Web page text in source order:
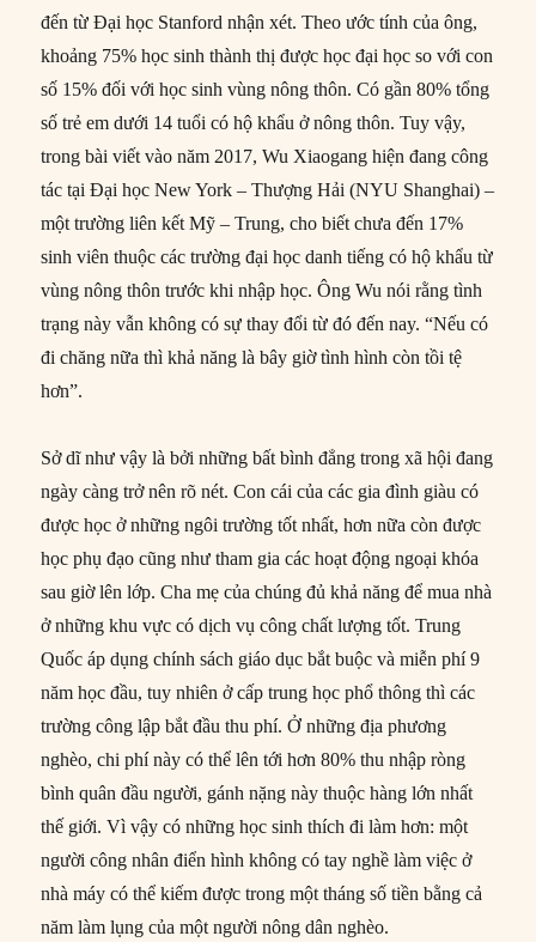
đến từ Đại học Stanford nhận xét. Theo ước tính của ông,
khoảng 75% học sinh thành thị được học đại học so với con
số 15% đối với học sinh vùng nông thôn. Có gần 80% tổng
số trẻ em dưới 14 tuổi có hộ khẩu ở nông thôn. Tuy vậy,
trong bài viết vào năm 2017, Wu Xiaogang hiện đang công
tác tại Đại học New York – Thượng Hải (NYU Shanghai) –
một trường liên kết Mỹ – Trung, cho biết chưa đến 17%
sinh viên thuộc các trường đại học danh tiếng có hộ khẩu từ
vùng nông thôn trước khi nhập học. Ông Wu nói rằng tình
trạng này vẫn không có sự thay đổi từ đó đến nay. “Nếu có
đi chăng nữa thì khả năng là bây giờ tình hình còn tồi tệ
hơn”.
Sở dĩ như vậy là bởi những bất bình đẳng trong xã hội đang
ngày càng trở nên rõ nét. Con cái của các gia đình giàu có
được học ở những ngôi trường tốt nhất, hơn nữa còn được
học phụ đạo cũng như tham gia các hoạt động ngoại khóa
sau giờ lên lớp. Cha mẹ của chúng đủ khả năng để mua nhà
ở những khu vực có dịch vụ công chất lượng tốt. Trung
Quốc áp dụng chính sách giáo dục bắt buộc và miễn phí 9
năm học đầu, tuy nhiên ở cấp trung học phổ thông thì các
trường công lập bắt đầu thu phí. Ở những địa phương
nghèo, chi phí này có thể lên tới hơn 80% thu nhập ròng
bình quân đầu người, gánh nặng này thuộc hàng lớn nhất
thế giới. Vì vậy có những học sinh thích đi làm hơn: một
người công nhân điển hình không có tay nghề làm việc ở
nhà máy có thể kiếm được trong một tháng số tiền bằng cả
năm làm lụng của một người nông dân nghèo.